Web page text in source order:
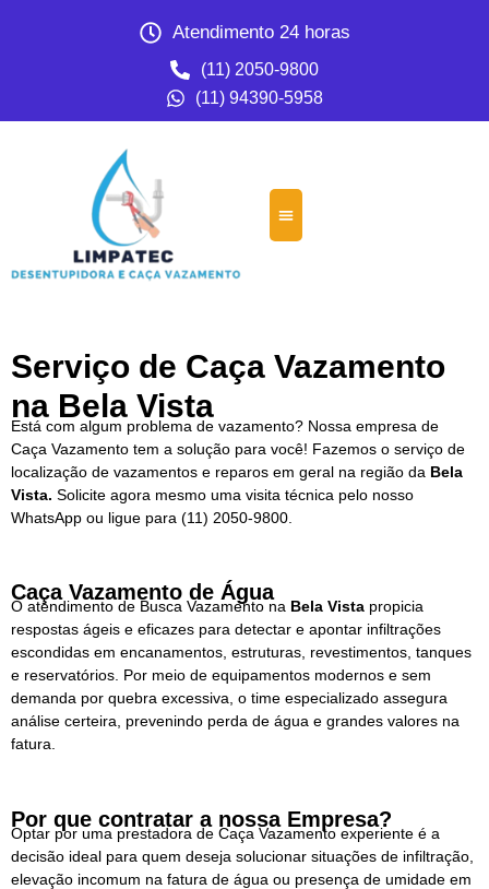
Atendimento 24 horas
(11) 2050-9800
(11) 94390-5958
Serviço de Caça Vazamento
na Bela Vista
Está com algum problema de vazamento? Nossa empresa de
Caça Vazamento tem a solução para você! Fazemos o serviço de
localização de vazamentos e reparos em geral na região da Bela
Vista. Solicite agora mesmo uma visita técnica pelo nosso
WhatsApp ou ligue para (11) 2050-9800.
Caça Vazamento de Água
O atendimento de Busca Vazamento na Bela Vista propicia
respostas ágeis e eficazes para detectar e apontar infiltrações
escondidas em encanamentos, estruturas, revestimentos, tanques
e reservatórios. Por meio de equipamentos modernos e sem
demanda por quebra excessiva, o time especializado assegura
análise certeira, prevenindo perda de água e grandes valores na
fatura.
Por que contratar a nossa Empresa?
Optar por uma prestadora de Caça Vazamento experiente é a
decisão ideal para quem deseja solucionar situações de infiltração,
elevação incomum na fatura de água ou presença de umidade em